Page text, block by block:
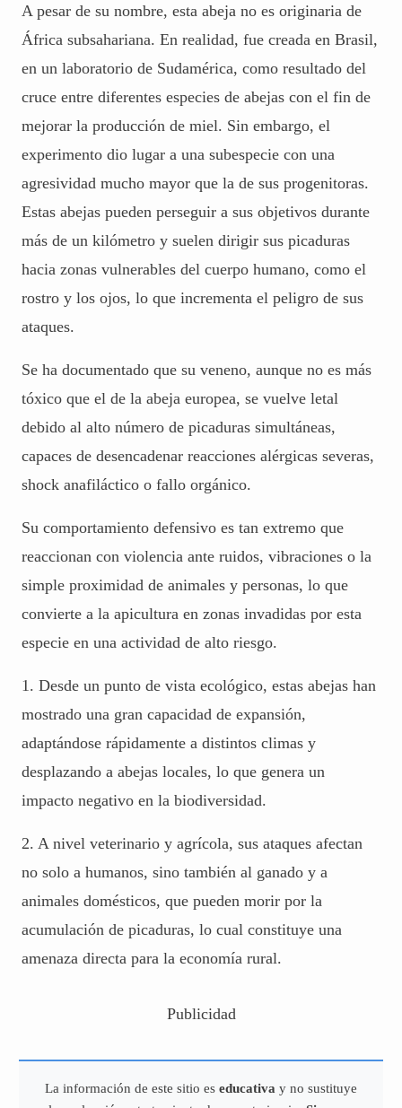
A pesar de su nombre, esta abeja no es originaria de
África subsahariana. En realidad, fue creada en Brasil,
en un laboratorio de Sudamérica, como resultado del
cruce entre diferentes especies de abejas con el fin de
mejorar la producción de miel. Sin embargo, el
experimento dio lugar a una subespecie con una
agresividad mucho mayor que la de sus progenitoras.
Estas abejas pueden perseguir a sus objetivos durante
más de un kilómetro y suelen dirigir sus picaduras
hacia zonas vulnerables del cuerpo humano, como el
rostro y los ojos, lo que incrementa el peligro de sus
ataques.
Se ha documentado que su veneno, aunque no es más
tóxico que el de la abeja europea, se vuelve letal
debido al alto número de picaduras simultáneas,
capaces de desencadenar reacciones alérgicas severas,
shock anafiláctico o fallo orgánico.
Su comportamiento defensivo es tan extremo que
reaccionan con violencia ante ruidos, vibraciones o la
simple proximidad de animales y personas, lo que
convierte a la apicultura en zonas invadidas por esta
especie en una actividad de alto riesgo.
1. Desde un punto de vista ecológico, estas abejas han
mostrado una gran capacidad de expansión,
adaptándose rápidamente a distintos climas y
desplazando a abejas locales, lo que genera un
impacto negativo en la biodiversidad.
2. A nivel veterinario y agrícola, sus ataques afectan
no solo a humanos, sino también al ganado y a
animales domésticos, que pueden morir por la
acumulación de picaduras, lo cual constituye una
amenaza directa para la economía rural.
Publicidad
La información de este sitio es educativa y no sustituye